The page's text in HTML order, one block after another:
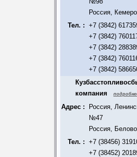
Россия,
Тел. : +7 (3842)
+7 (3842)
+7 (3842)
+7 (3842)
+7 (3842)
компания
Адрес :
Россия,
№47
Россия,
Тел. : +7 (38456)
+7 (38452)